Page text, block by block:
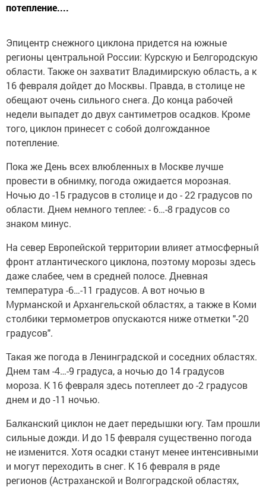
потепление....
Эпицентр снежного циклона придется на южные
регионы центральной России: Курскую и Белгородскую
области. Также он захватит Владимирскую область, а к
16 февраля дойдет до Москвы. Правда, в столице не
обещают очень сильного снега. До конца рабочей
недели выпадет до двух сантиметров осадков. Кроме
того, циклон принесет с собой долгожданное
потепление.
Пока же День всех влюбленных в Москве лучше
провести в обнимку, погода ожидается морозная.
Ночью до -15 градусов в столице и до - 22 градусов по
области. Днем немного теплее: - 6…-8 градусов со
знаком минус.
На север Европейской территории влияет атмосферный
фронт атлантического циклона, поэтому морозы здесь
даже слабее, чем в средней полосе. Дневная
температура -6…-11 градусов. А вот ночью в
Мурманской и Архангельской областях, а также в Коми
столбики термометров опускаются ниже отметки "-20
градусов".
Такая же погода в Ленинградской и соседних областях.
Днем там -4…-9 градуса, а ночью до 14 градусов
мороза. К 16 февраля здесь потеплеет до -2 градусов
днем и до -11 ночью.
Балканский циклон не дает передышки югу. Там прошли
сильные дожди. И до 15 февраля существенно погода
не изменится. Хотя осадки станут менее интенсивными
и могут переходить в снег. К 16 февраля в ряде
регионов (Астраханской и Волгоградской областях,